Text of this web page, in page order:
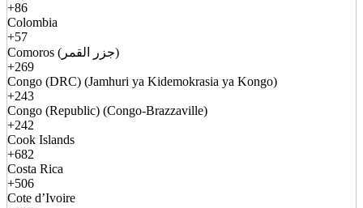
+86
Colombia
+57
Comoros (جزر القمر)
+269
Congo (DRC) (Jamhuri ya Kidemokrasia ya Kongo)
+243
Congo (Republic) (Congo-Brazzaville)
+242
Cook Islands
+682
Costa Rica
+506
Cote d’Ivoire